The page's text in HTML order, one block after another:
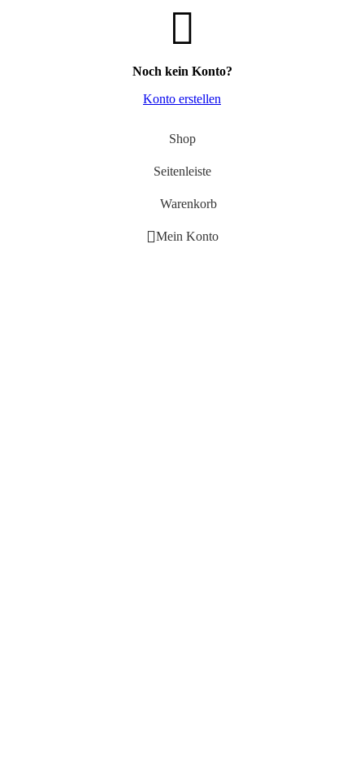
Noch kein Konto?
Konto erstellen
Shop
Seitenleiste
Warenkorb
Mein Konto